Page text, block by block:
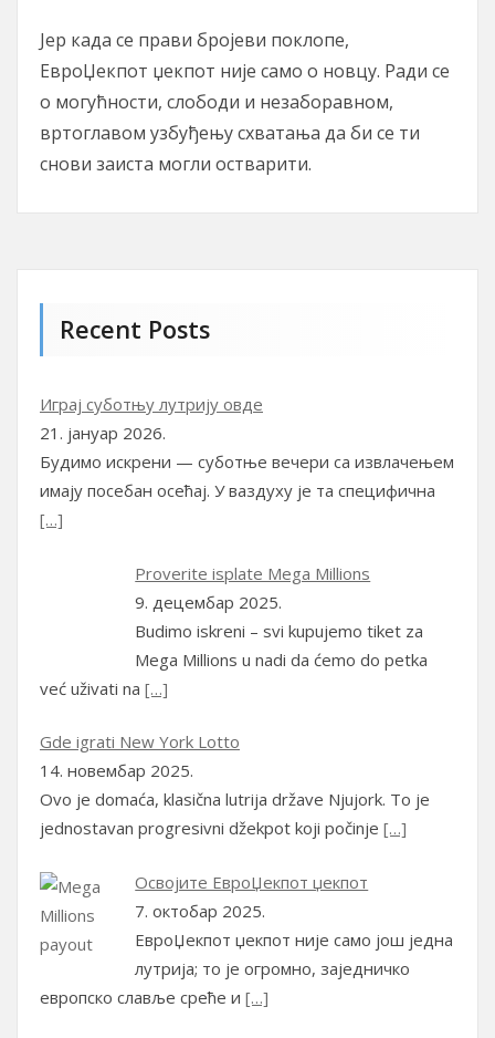
Јер када се прави бројеви поклопе,
ЕвроЏекпот џекпот није само о новцу. Ради се
о могућности, слободи и незаборавном,
вртоглавом узбуђењу схватања да би се ти
снови заиста могли остварити.
Recent Posts
Играј суботњу лутрију овде
21. јануар 2026.
Будимо искрени — суботње вечери са извлачењем
имају посебан осећај. У ваздуху је та специфична
[…]
Proverite isplate Mega Millions
9. децембар 2025.
Budimo iskreni – svi kupujemo tiket za
Mega Millions u nadi da ćemo do petka
već uživati na […]
Gde igrati New York Lotto
14. новембар 2025.
Ovo je domaća, klasična lutrija države Njujork. To je
jednostavan progresivni džekpot koji počinje […]
Освојите ЕвроЏекпот џекпот
7. октобар 2025.
ЕвроЏекпот џекпот није само још једна
лутрија; то је огромно, заједничко
европско славље среће и […]